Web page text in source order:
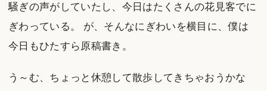
騒ぎの声がしていたし、今日はたくさんの花見客でに
ぎわっている。 が、そんなにぎわいを横目に、僕は
今日もひたすら原稿書き。
う～む、ちょっと休憩して散歩してきちゃおうかな